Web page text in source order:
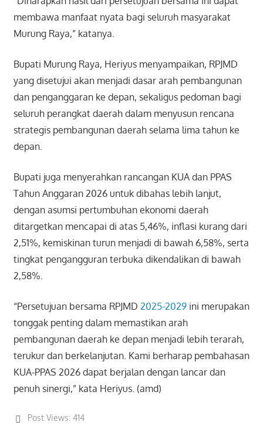
membawa manfaat nyata bagi seluruh masyarakat
Murung Raya,” katanya.
Bupati Murung Raya, Heriyus menyampaikan, RPJMD
yang disetujui akan menjadi dasar arah pembangunan
dan penganggaran ke depan, sekaligus pedoman bagi
seluruh perangkat daerah dalam menyusun rencana
strategis pembangunan daerah selama lima tahun ke
depan.
Bupati juga menyerahkan rancangan KUA dan PPAS
Tahun Anggaran 2026 untuk dibahas lebih lanjut,
dengan asumsi pertumbuhan ekonomi daerah
ditargetkan mencapai di atas 5,46%, inflasi kurang dari
2,51%, kemiskinan turun menjadi di bawah 6,58%, serta
tingkat pengangguran terbuka dikendalikan di bawah
2,58%.
“Persetujuan bersama RPJMD 2025-2029ini merupakan
tonggak penting dalam memastikan arah
pembangunan daerah ke depan menjadi lebih terarah,
terukur dan berkelanjutan. Kami berharap pembahasan
KUA-PPAS 2026 dapat berjalan dengan lancar dan
penuh sinergi,” kata Heriyus. (amd)
Post Views: 414